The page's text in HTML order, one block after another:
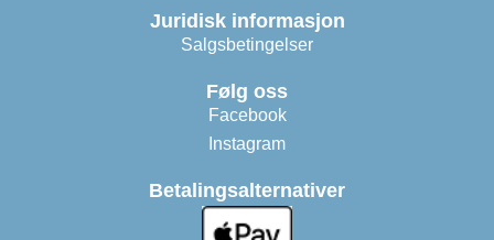
Juridisk informasjon
Salgsbetingelser
Følg oss
Facebook
Instagram
Betalingsalternativer